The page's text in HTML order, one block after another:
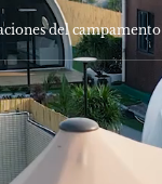
del campamento